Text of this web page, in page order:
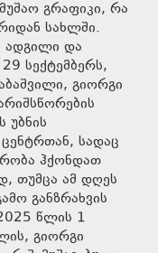
გრაფიკი, რა
სახლში.
ადგილი და
სექტემბერს,
გიორგი
უბნის
სადაც
ჰქონდათ
თუმცა ამ დღეს
განზრახვის
წლის 1
გიორგი